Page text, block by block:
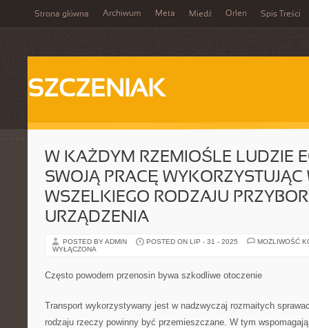
Strona główna Archiwum Meta Miedź Orlen Spis Treści
SZCZENIAK
W KAŻDYM RZEMIOŚLE LUDZIE
SWOJĄ PRACĘ WYKORZYSTUJĄC
WSZELKIEGO RODZAJU
URZĄDZENIA
POSTED BY ADMIN POSTED ON LIP - 31 - 2025
MOŻLIWOŚĆ
WYŁĄCZONA
Często powodem przenosin bywa szkodliwe otoczenie
Transport wykorzystywany jest w nadzwyczaj rozmaitych
rodzaju rzeczy powinny być przemieszczane. W tym